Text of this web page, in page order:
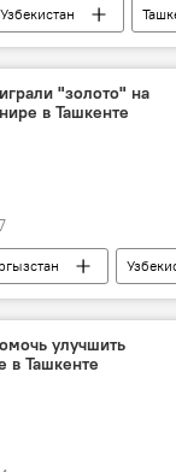
Узбекистан
США
"золото" на
в Ташкенте
золото
улучшить
в Ташкенте